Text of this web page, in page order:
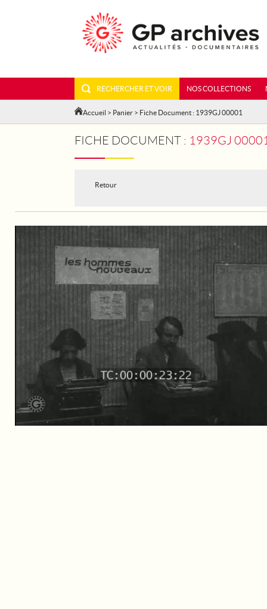
RECHERCHER ET VOIR NOS COLLECTIONS
Accueil > Panier > Fiche Document : 1939GJ 00001
FICHE DOCUMENT : 1939GJ 00001 - LES ANCIENS
Retour